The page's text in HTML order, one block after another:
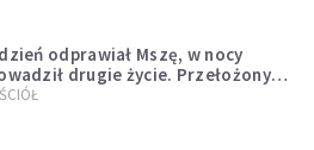
odprawiał Mszę, w nocy
drugie życie. Przełożony
mu opuścić zakon